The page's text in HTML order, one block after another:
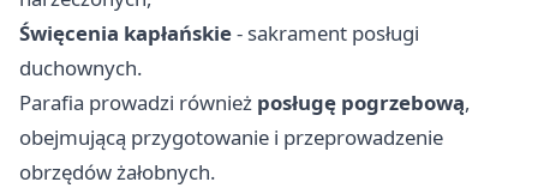
Święcenia kapłańskie- sakrament posługi
duchownych.
Parafia prowadzi również posługę pogrzebową,
obejmującą przygotowanie i przeprowadzenie
obrzędów żałobnych.